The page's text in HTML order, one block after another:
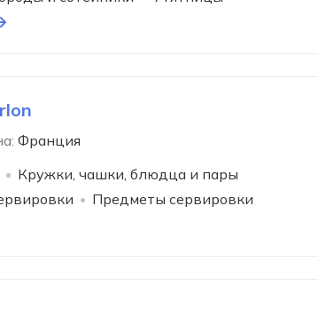
Франция
Кружки, чашки, блюдца и пары
Предметы сервировки